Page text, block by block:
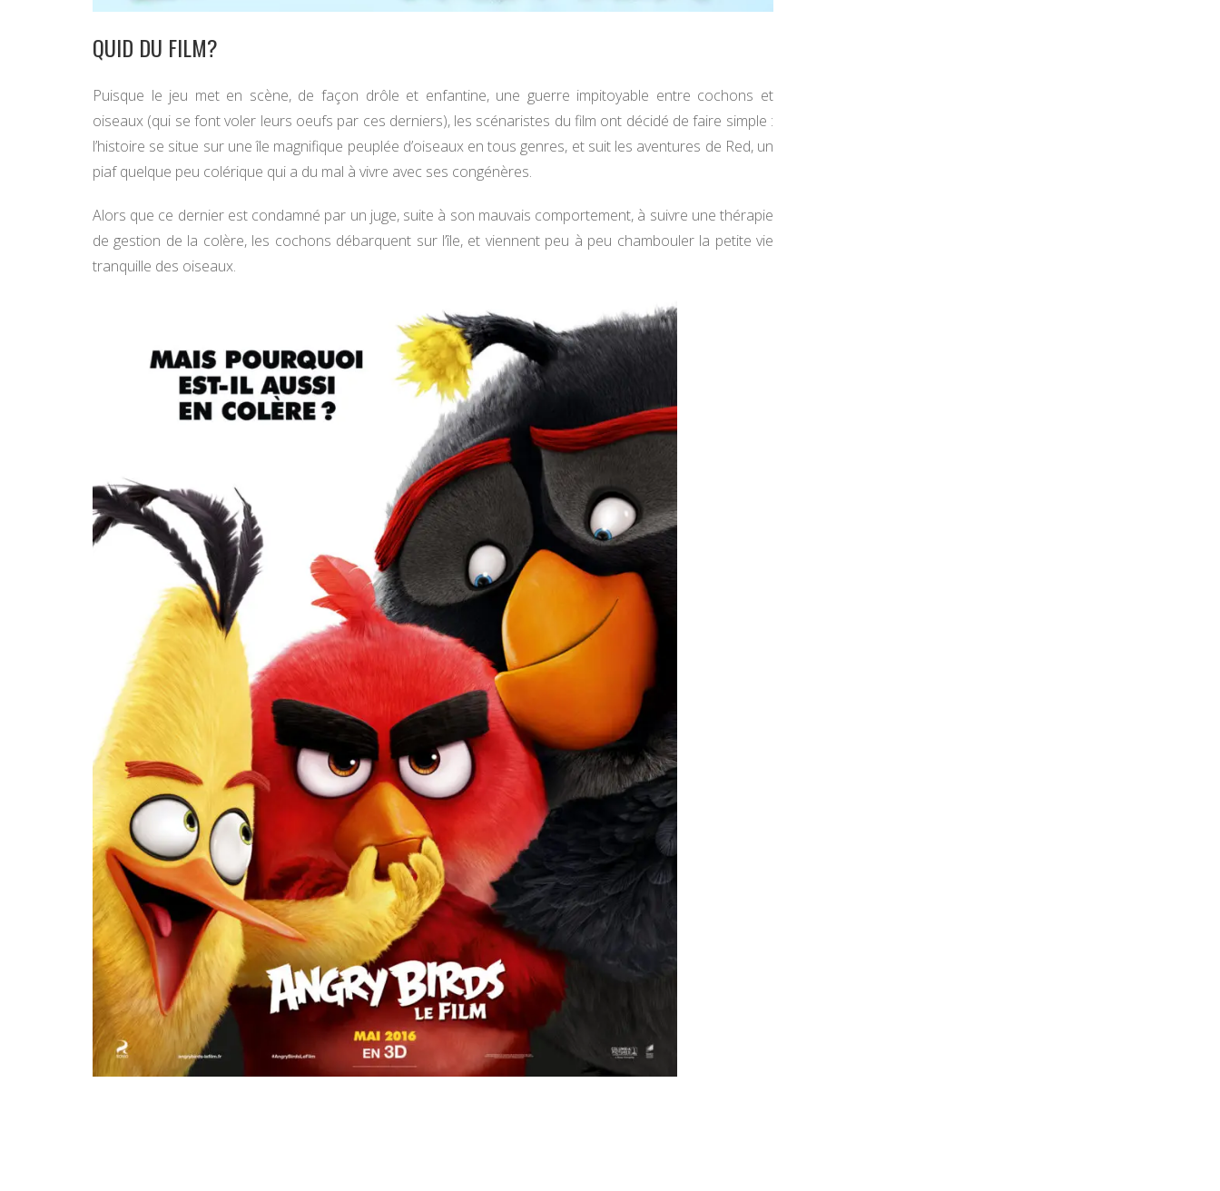
QUID DU FILM?
Puisque le jeu met en scène, de façon drôle et enfantine, une guerre impitoyable entre cochons et
oiseaux (qui se font voler leurs oeufs par ces derniers), les scénaristes du film ont décidé de faire simple :
l’histoire se situe sur une île magnifique peuplée d’oiseaux en tous genres, et suit les aventures de Red, un
piaf quelque peu colérique qui a du mal à vivre avec ses congénères.
Alors que ce dernier est condamné par un juge, suite à son mauvais comportement, à suivre une thérapie
de gestion de la colère, les cochons débarquent sur l’île, et viennent peu à peu chambouler la petite vie
tranquille des oiseaux.